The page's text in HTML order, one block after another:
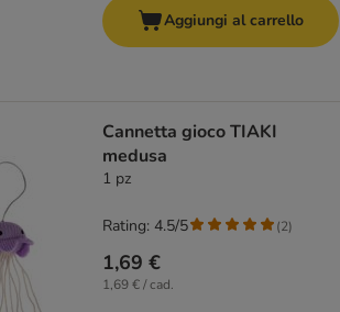
Aggiungi al carrello
Cannetta gioco TIAKI
medusa
1 pz
1,69 €
1,69 € / cad.
Rating: 4.5/5 (2)